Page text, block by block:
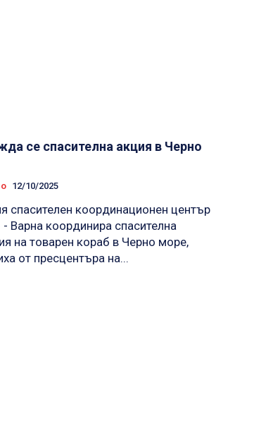
се спасителна акция в Черно
12/10/2025
спасителен координационен център
Варна координира спасителна
на товарен кораб в Черно море,
от пресцентъра на...